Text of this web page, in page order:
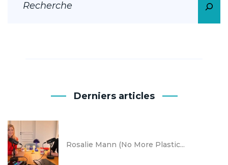
Derniers articles
Rosalie Mann (No More Plastic...